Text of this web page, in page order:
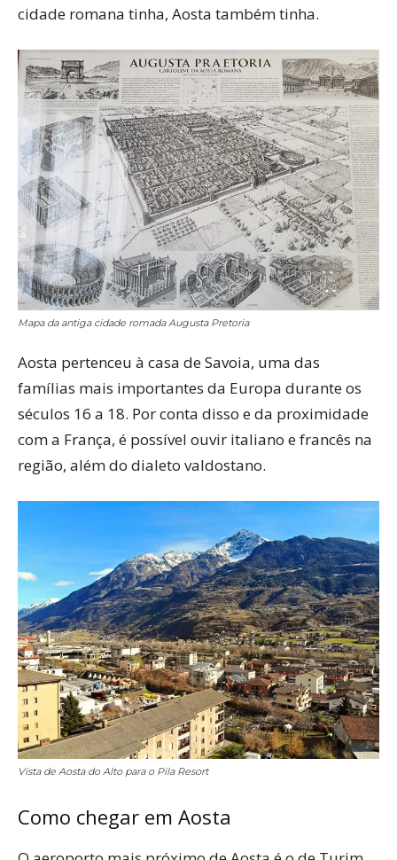
cidade romana tinha, Aosta também tinha.
Mapa da antiga cidade romada Augusta Pretoria
Aosta pertenceu à casa de Savoia, uma das
famílias mais importantes da Europa durante os
séculos 16 a 18. Por conta disso e da proximidade
com a França, é possível ouvir italiano e francês na
região, além do dialeto valdostano.
Vista de Aosta do Alto para o Pila Resort
Como chegar em Aosta